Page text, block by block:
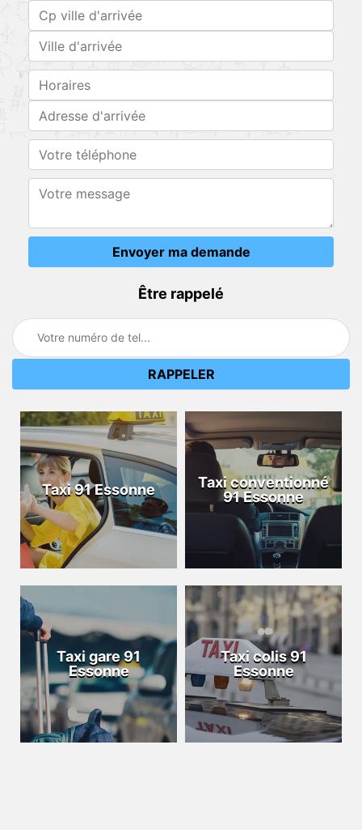
Être rappelé
Taxi 91 Essonne
Taxi conventionné
91 Essonne
Taxi gare 91
Essonne
Taxi colis 91
Essonne